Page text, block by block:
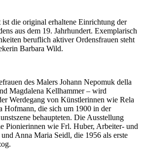
ist die original erhaltene Einrichtung der
aus dem 19. Jahrhundert. Exemplarisch
beruflich aktiver Ordensfrauen steht
Barbara Wild.
des Malers Johann Nepomuk della
Magdalena Kellhammer – wird
Werdegang von Künstlerinnen wie Rela
Hofmann, die sich um 1900 in der
behaupteten. Die Ausstellung
Pionierinnen wie Frl. Huber, Arbeiter- und
Anna Maria Seidl, die 1956 als erste